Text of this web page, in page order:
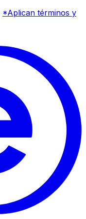
*Aplican términos y